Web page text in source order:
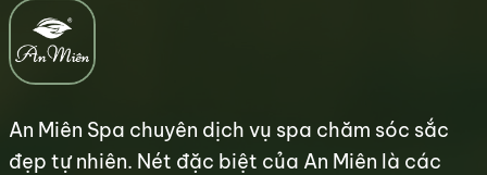
An Miên Spa chuyên dịch vụ spa chăm sóc sắc
đẹp tự nhiên. Nét đặc biệt của An Miên là các